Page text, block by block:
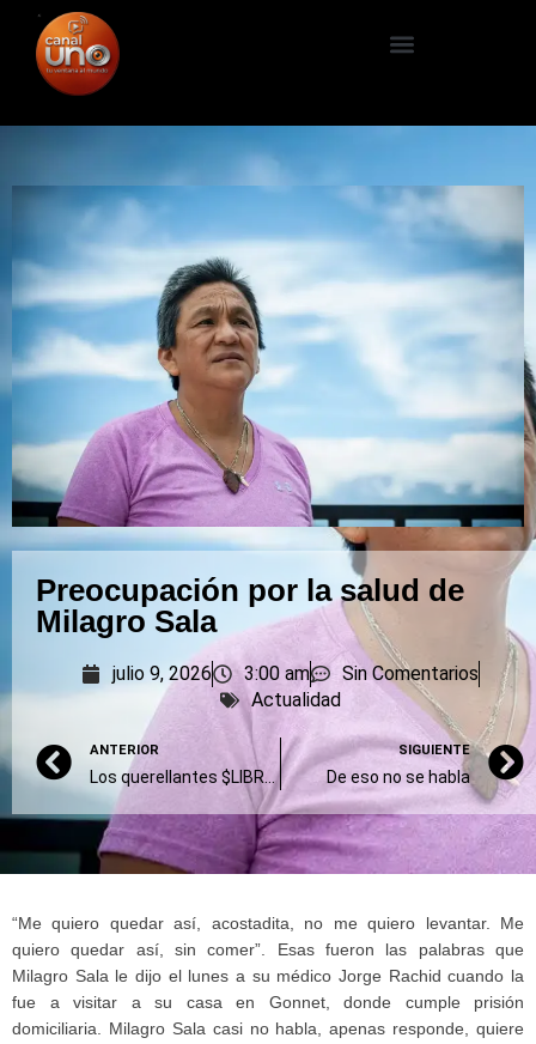
Preocupación por la salud de
Milagro Sala
julio 9, 2026 3:00 am
Sin Comentarios
Actualidad
ANTERIOR
Los querellantes $LIBRA apelaron la resolución que los apartó del expediente
SIGUIENTE
De eso no se habla
“Me quiero quedar así, acostadita, no me quiero levantar. Me
quiero quedar así, sin comer”. Esas fueron las palabras que
Milagro Sala le dijo el lunes a su médico Jorge Rachid cuando la
fue a visitar a su casa en Gonnet, donde cumple prisión
domiciliaria. Milagro Sala casi no habla, apenas responde, quiere